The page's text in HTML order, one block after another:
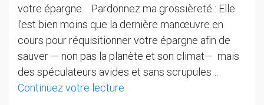
votre épargne. Pardonnez ma grossièreté : Elle
l’est bien moins que la dernière manœuvre en
cours pour réquisitionner votre épargne afin de
sauver — non pas la planète et son climat— mais
des spéculateurs avides et sans scrupules…
Continuez votre lecture